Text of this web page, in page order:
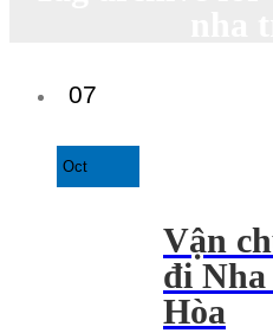
07
Oct
Vận
đi
Hòa